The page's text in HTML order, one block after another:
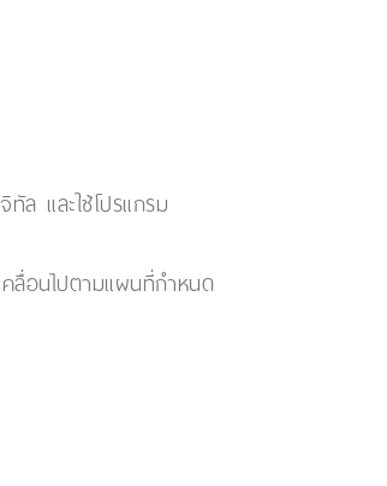
ล และใช้โปรแกรม
ลื่อนไปตามแผนที่กำหนด